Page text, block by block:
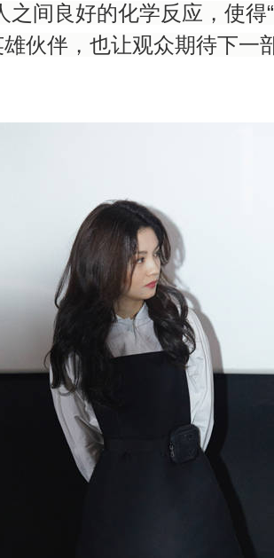
之间良好的化学反应，使得
伙伴，也让观众期待下一